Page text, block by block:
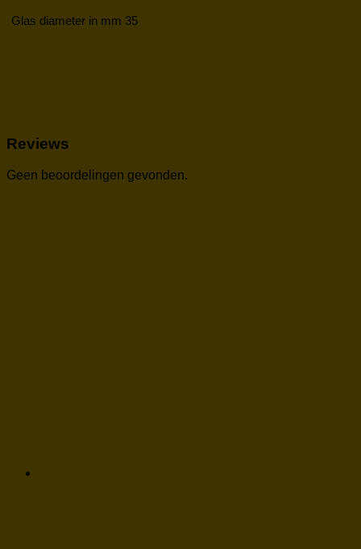
Glas diameter in mm 35
Reviews
Geen beoordelingen gevonden.